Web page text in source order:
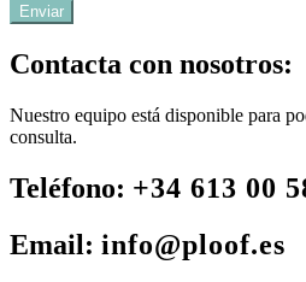
Enviar
Contacta con nosotros:
Nuestro equipo está disponible para
consulta.
Teléfono: +34 613 00
Email: info@ploof.es